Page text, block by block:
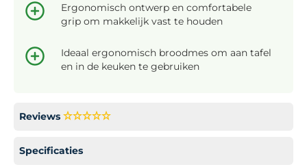
Ergonomisch ontwerp en comfortabele
grip om makkelijk vast te houden
Ideaal ergonomisch broodmes om aan tafel
en in de keuken te gebruiken
Reviews
Specificaties